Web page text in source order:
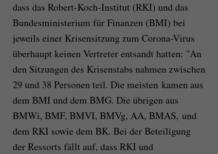
dass das Robert-Koch-Institut (RKI) und das
Bundesministerium für Finanzen (BMI) bei
jeweils einer Krisensitzung zum Corona-Virus
überhaupt keinen Vertreter entsandt hatten: "An
den Sitzungen des Krisenstabs nahmen zwischen
29 und 38 Personen teil. Die meisten kamen aus
dem BMI und dem BMG. Die übrigen aus
BMWi, BMF, BMVI, BMVg, AA, BMAS, und
dem RKI sowie dem BK. Bei der Beteiligung
der Ressorts fällt auf, dass RKI und